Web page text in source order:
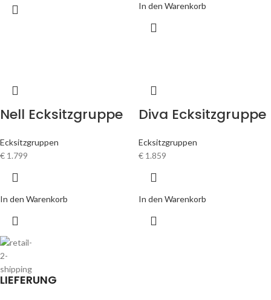
In den Warenkorb
Nell Ecksitzgruppe
Ecksitzgruppen
€ 1.799
In den Warenkorb
Diva Ecksitzgruppe
Ecksitzgruppen
€ 1.859
In den Warenkorb
LIEFERUNG